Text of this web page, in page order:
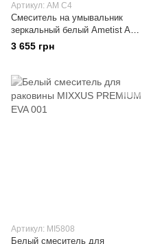
Артикул: AM C4
Смеситель на умывальник
зеркальный белый Ametist AM
C4
3 655 грн
Артикул: MI5808
Белый смеситель для